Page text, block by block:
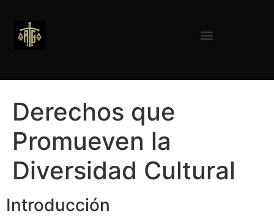
Derechos que
Promueven la
Diversidad Cultural
Introducción